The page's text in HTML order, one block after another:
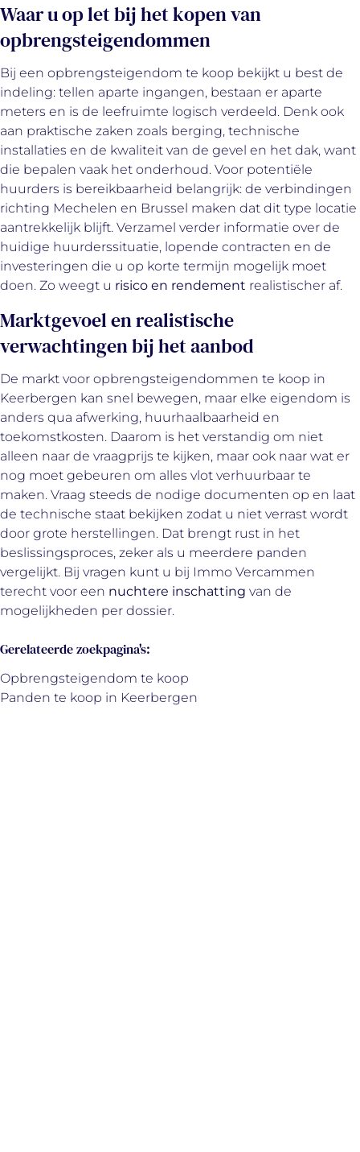
Waar u op let bij het kopen van
opbrengsteigendommen
Bij een opbrengsteigendom te koop bekijkt u best de
indeling: tellen aparte ingangen, bestaan er aparte
meters en is de leefruimte logisch verdeeld. Denk ook
aan praktische zaken zoals berging, technische
installaties en de kwaliteit van de gevel en het dak, want
die bepalen vaak het onderhoud. Voor potentiële
huurders is bereikbaarheid belangrijk: de verbindingen
richting Mechelen en Brussel maken dat dit type locatie
aantrekkelijk blijft. Verzamel verder informatie over de
huidige huurderssituatie, lopende contracten en de
investeringen die u op korte termijn mogelijk moet
doen. Zo weegt u risico en rendement realistischer af.
Marktgevoel en realistische
verwachtingen bij het aanbod
De markt voor opbrengsteigendommen te koop in
Keerbergen kan snel bewegen, maar elke eigendom is
anders qua afwerking, huurhaalbaarheid en
toekomstkosten. Daarom is het verstandig om niet
alleen naar de vraagprijs te kijken, maar ook naar wat er
nog moet gebeuren om alles vlot verhuurbaar te
maken. Vraag steeds de nodige documenten op en laat
de technische staat bekijken zodat u niet verrast wordt
door grote herstellingen. Dat brengt rust in het
beslissingsproces, zeker als u meerdere panden
vergelijkt. Bij vragen kunt u bij Immo Vercammen
terecht voor een nuchtere inschatting van de
mogelijkheden per dossier.
Gerelateerde zoekpagina's:
Opbrengsteigendom te koop
Panden te koop in Keerbergen